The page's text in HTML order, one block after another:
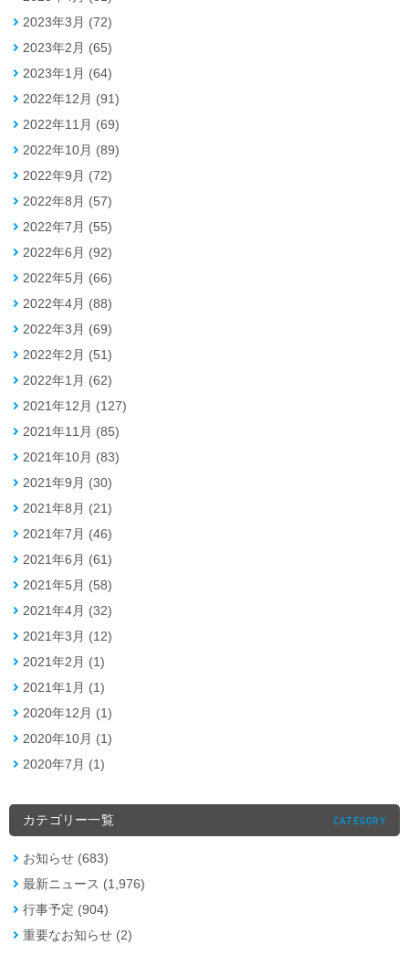
2023年3月 (72)
2023年2月 (65)
2023年1月 (64)
2022年12月 (91)
2022年11月 (69)
2022年10月 (89)
2022年9月 (72)
2022年8月 (57)
2022年7月 (55)
2022年6月 (92)
2022年5月 (66)
2022年4月 (88)
2022年3月 (69)
2022年2月 (51)
2022年1月 (62)
2021年12月 (127)
2021年11月 (85)
2021年10月 (83)
2021年9月 (30)
2021年8月 (21)
2021年7月 (46)
2021年6月 (61)
2021年5月 (58)
2021年4月 (32)
2021年3月 (12)
2021年2月 (1)
2021年1月 (1)
2020年12月 (1)
2020年10月 (1)
2020年7月 (1)
カテゴリー一覧 CATEGORY
お知らせ (683)
最新ニュース (1,976)
行事予定 (904)
重要なお知らせ (2)